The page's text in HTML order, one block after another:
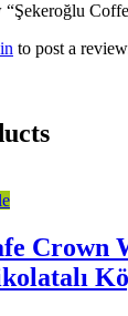
to post a
Crown